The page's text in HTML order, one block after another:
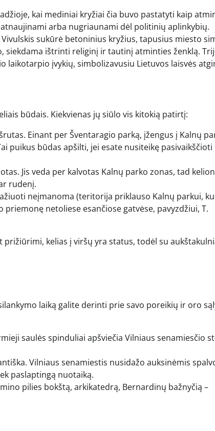
kai mediniai kryžiai čia buvo pastatyti kaip
arba nugriaunami dėl politinių aplinkybių.
sukūrė betoninius kryžius, tapusius miesto
siekdama ištrinti religinį ir tautinį atminties ženklą.
laikotarpio įvykių, simbolizavusiu Lietuvos laisvės
būdais. Kiekvienas jų siūlo vis kitokią patirtį:
Einant per Šventaragio parką, įžengus į Kalnų
puikus būdas apšilti, jei esate nusiteikę pasivaikščioti
Jis veda per kalvotas Kalnų parko zonas, tad
rudenį.
neįmanoma (teritorija priklauso Kalnų parkui,
netoliese esančiose gatvėse, pavyzdžiui, T.
kelias į viršų yra status, todėl su
laiką galite derinti prie savo poreikių ir oro
saulės spinduliai apšviečia Vilniaus senamiesčio
Vilniaus senamiestis nusidažo auksinėmis
paslaptingą nuotaiką.
pilies bokštą, arkikatedrą, Bernardinų bažnyčią –